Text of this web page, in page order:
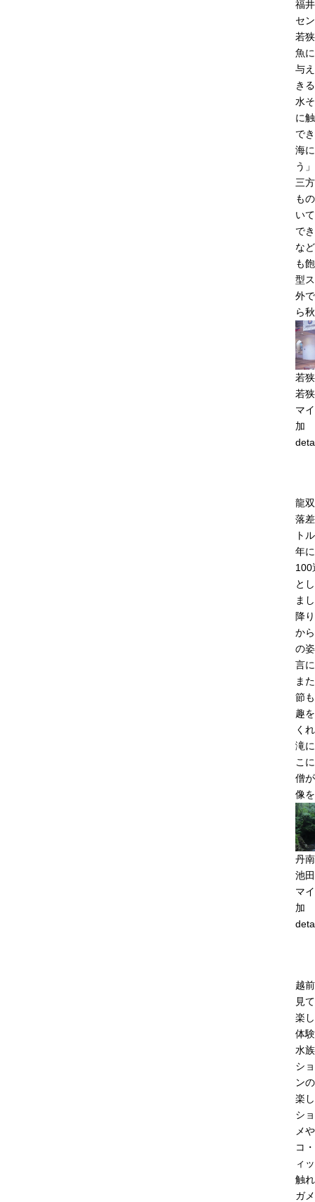
福
セ
若
魚
与
き
水
に
で
海
う
三
も
い
で
な
も
型
外
ら
若
若
マ
加
龍
落
ト
年
100
と
ま
降
か
の
言
ま
節
趣
く
滝
こ
僧
像
丹南
池
マ
加
越
見
楽
体
水
シ
ン
楽
シ
メ
コ
ィ
触
ガ